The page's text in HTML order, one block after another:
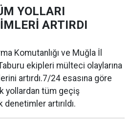
YOLLARI
ARTIRDI
Komutanlığı ve Muğla İl
ekipleri mülteci olaylarına
artırdı.7/24 esasına göre
yollardan tüm geçiş
artırıldı.